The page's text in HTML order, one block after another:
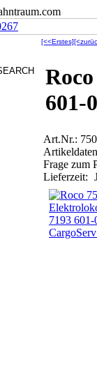
[<<Erstes]
601-
Art.Nr.:
Frage zum
Lieferzeit: